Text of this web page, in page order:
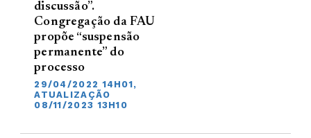
discussão”.
Congregação da FAU
propõe “suspensão
permanente” do
processo
29/04/2022 14H01,
ATUALIZAÇÃO
08/11/2023 13H10